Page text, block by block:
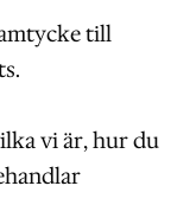
till
vi är, hur du